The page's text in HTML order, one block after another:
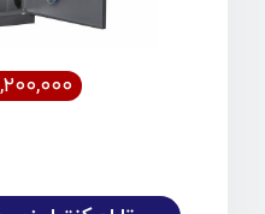
۴۳,۲۰۰,۰۰۰